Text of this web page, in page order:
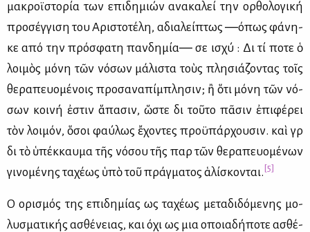
μα­κροϊ­στο­ρία των επι­δη­μιών ανα­κα­λεί την ορ­θο­λο­γι­κή
προ­σέγ­γι­ση του Αρι­στο­τέ­λη, αδια­λεί­πτως ―όπως φά­νη­
κε από την πρό­σφα­τη παν­δη­μία― σε ισχύ : Διὰ τί πο­τε ὁ
λοιμὸς μό­νη τῶν νό­σων μά­λι­στα τοὺς πλη­σιά­ζο­ντας τοῖς
θε­ρα­πευο­μέ­νοις προ­σα­να­πί­μπλη­σιν; ἢ ὅτι μό­νη τῶν νό­
σων κοι­νή ἐστιν ἅπα­σιν, ὥστε διὰ τοῦτο πᾶσιν ἐπι­φέ­ρει
τὸν λοι­μόν, ὅσοι φαύ­λως ἔχο­ντες προ­ϋ­πάρ­χου­σιν. καὶ γὰρ
διὰ τὸ ὑπέκ­καυ­μα τῆς νό­σου τῆς παρὰ τῶν θε­ρα­πευο­μέ­νων
γι­νο­μέ­νης τα­χέ­ως ὑπὸ τοῦ πράγ­μα­τος ἁλί­σκο­νται. [5]
Ο ορι­σμός της επι­δη­μί­ας ως τα­χέ­ως με­τα­δι­δό­με­νης μο­
λυ­σμα­τι­κής ασθέ­νειας, και όχι ως μια οποια­δή­πο­τε ασθέ­